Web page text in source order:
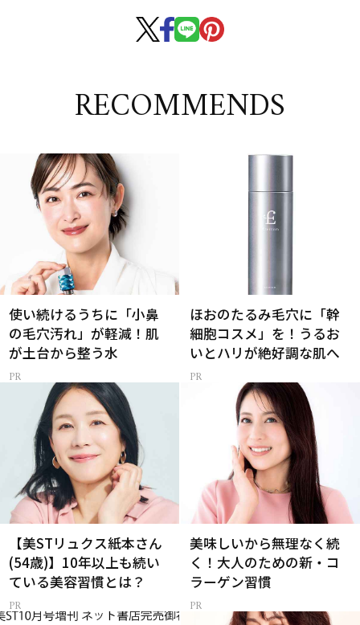
RECOMMENDS
使い続けるうちに「小鼻
の毛穴汚れ」が軽減！肌
が土台から整う水
ほおのたるみ毛穴に「幹
細胞コスメ」を！うるお
いとハリが絶好調な肌へ
【美STリュクス紙本さん
(54歳)】10年以上も続い
ている美容習慣とは？
美味しいから無理なく続
く！大人のための新・コ
ラーゲン習慣